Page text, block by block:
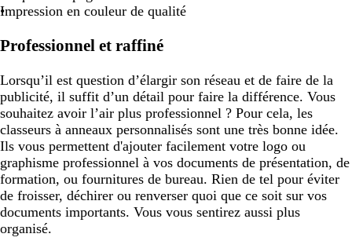
Impression en couleur de qualité
Professionnel et raffiné
Lorsqu’il est question d’élargir son réseau et de faire de la
publicité, il suffit d’un détail pour faire la différence. Vous
souhaitez avoir l’air plus professionnel ? Pour cela, les
classeurs à anneaux personnalisés sont une très bonne idée.
Ils vous permettent d'ajouter facilement votre logo ou
graphisme professionnel à vos documents de présentation, de
formation, ou fournitures de bureau. Rien de tel pour éviter
de froisser, déchirer ou renverser quoi que ce soit sur vos
documents importants. Vous vous sentirez aussi plus
organisé.